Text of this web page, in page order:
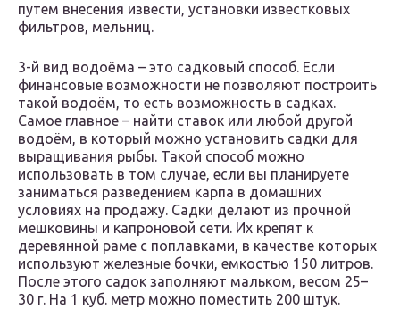
путем внесения извести, установки известковых
фильтров, мельниц.
3-й вид водоёма – это садковый способ. Если
финансовые возможности не позволяют построить
такой водоём, то есть возможность в садках.
Самое главное – найти ставок или любой другой
водоём, в который можно установить садки для
выращивания рыбы. Такой способ можно
использовать в том случае, если вы планируете
заниматься разведением карпа в домашних
условиях на продажу. Садки делают из прочной
мешковины и капроновой сети. Их крепят к
деревянной раме с поплавками, в качестве которых
используют железные бочки, емкостью 150 литров.
После этого садок заполняют мальком, весом 25–
30 г. На 1 куб. метр можно поместить 200 штук.